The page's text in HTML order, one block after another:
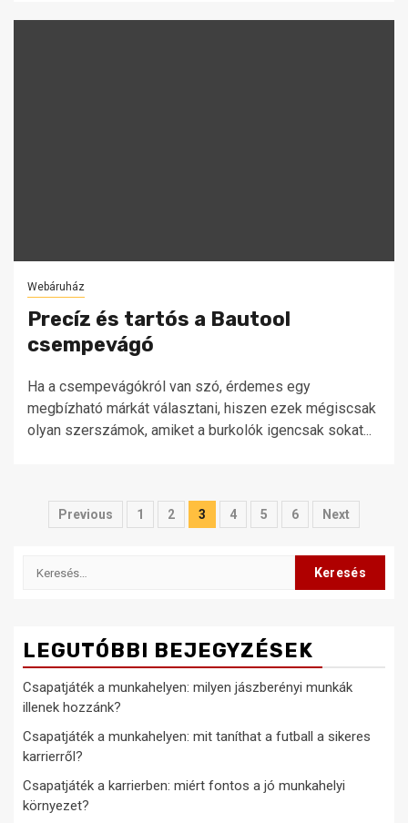
Webáruház
Precíz és tartós a Bautool
csempevágó
Ha a csempevágókról van szó, érdemes egy
megbízható márkát választani, hiszen ezek mégiscsak
olyan szerszámok, amiket a burkolók igencsak sokat...
Bejegyzések
Previous 1 2 3 4 5 6 Next
Keresés:
LEGUTÓBBI BEJEGYZÉSEK
Csapatjáték a munkahelyen: milyen jászberényi munkák
illenek hozzánk?
Csapatjáték a munkahelyen: mit taníthat a futball a sikeres
karrierről?
Csapatjáték a karrierben: miért fontos a jó munkahelyi
környezet?